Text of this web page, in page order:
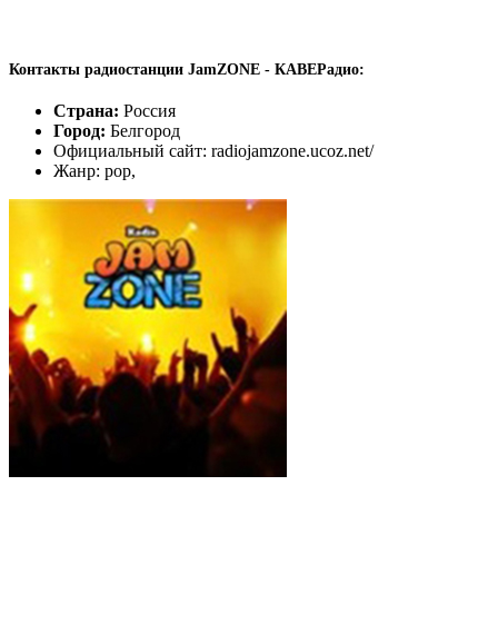
Контакты радиостанции JamZONE - КАВЕРадио:
Страна: Россия
Город: Белгород
Официальный сайт: radiojamzone.ucoz.net/
Жанр: pop,